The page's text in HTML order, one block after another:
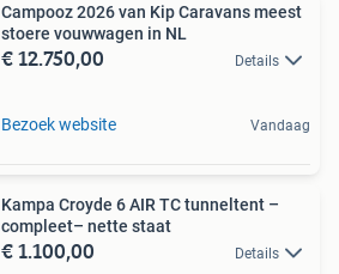
Campooz 2026 van Kip Caravans meest
stoere vouwwagen in NL
€ 12.750,00 Details
Bezoek website Vandaag
Kampa Croyde 6 AIR TC tunneltent –
compleet– nette staat
€ 1.100,00 Details